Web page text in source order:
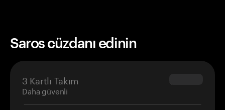
Saros cüzdanı edinin
3 Kartlı Takım
Daha güvenli
$69.90